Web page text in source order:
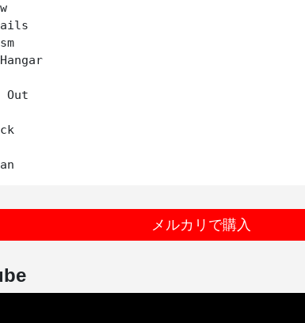
Out
メルカリで購入